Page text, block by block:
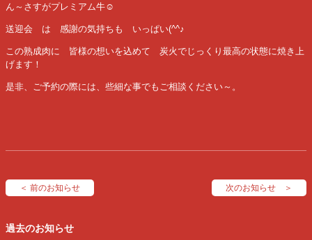
ん～さすがプレミアム牛☺
送迎会 は 感謝の気持ちも いっぱい(^^♪
この熟成肉に 皆様の想いを込めて 炭火でじっくり最高の状態に焼き上
げます！
是非、ご予約の際には、些細な事でもご相談ください～。
＜ 前のお知らせ 次のお知らせ ＞
過去のお知らせ